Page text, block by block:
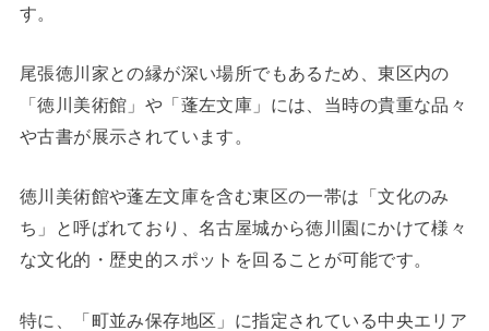
す。
尾張徳川家との縁が深い場所でもあるため、東区内の
「徳川美術館」や「蓬左文庫」には、当時の貴重な品々
や古書が展示されています。
徳川美術館や蓬左文庫を含む東区の一帯は「文化のみ
ち」と呼ばれており、名古屋城から徳川園にかけて様々
な文化的・歴史的スポットを回ることが可能です。
特に、「町並み保存地区」に指定されている中央エリア